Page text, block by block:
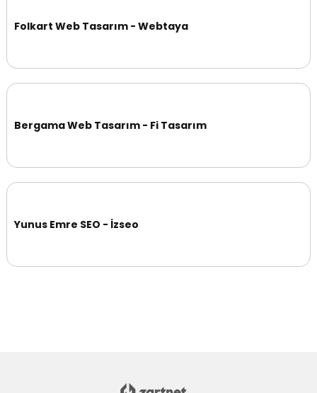
Folkart Web Tasarım - Webtaya
Bergama Web Tasarım - Fi Tasarım
Yunus Emre SEO - İzseo